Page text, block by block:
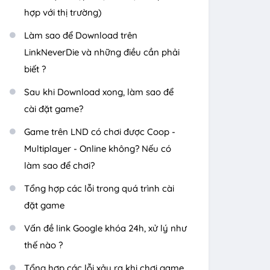
hợp với thị trường)
Làm sao để Download trên
LinkNeverDie và những điều cần phải
biết ?
Sau khi Download xong, làm sao để
cài đặt game?
Game trên LND có chơi được Coop -
Multiplayer - Online không? Nếu có
làm sao để chơi?
Tổng hợp các lỗi trong quá trình cài
đặt game
Vấn đề link Google khóa 24h, xử lý như
thế nào ?